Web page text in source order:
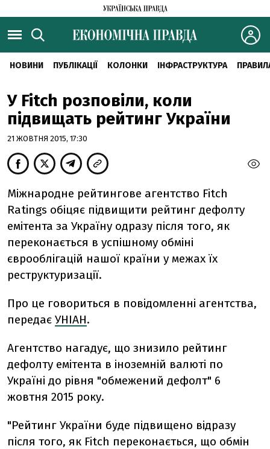
НОВИНИ ПУБЛІКАЦІЇ КОЛОНКИ ІНФРАСТРУКТУРА
У Fitch розповіли, коли
підвищать рейтинг України
21 ЖОВТНЯ 2015, 17:30
Міжнародне рейтингове агентство Fitch
Ratings обіцяє підвищити рейтинг дефолту
емітента за Україну одразу після того, як
переконається в успішному обміні
єврооблігацій нашої країни у межах їх
реструктуризації.
Про це говориться в повідомленні агентства,
передає УНІАН.
Агентство нагадує, що знизило рейтинг
дефолту емітента в іноземній валюті по
Україні до рівня "обмежений дефолт" 6
жовтня 2015 року.
"Рейтинг України буде підвищено відразу
після того, як Fitch переконається, що обмін